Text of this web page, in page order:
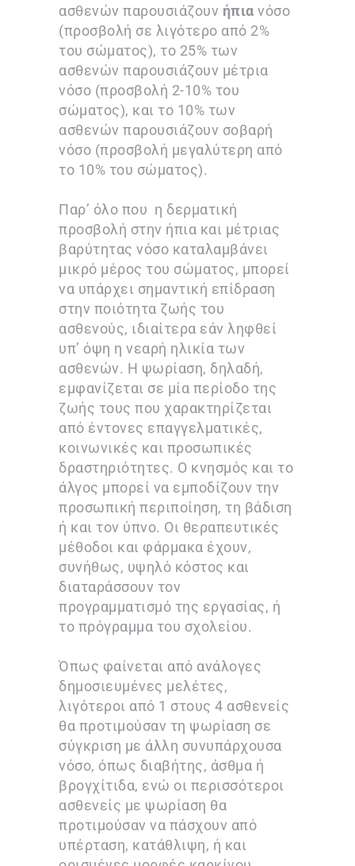
ασθενών παρουσιάζουν ήπια νόσο
(προσβολή σε λιγότερο από 2%
του σώματος), το 25% των
ασθενών παρουσιάζουν μέτρια
νόσο (προσβολή 2-10% του
σώματος), και το 10% των
ασθενών παρουσιάζουν σοβαρή
νόσο (προσβολή μεγαλύτερη από
το 10% του σώματος).
Παρ’ όλο που η δερματική
προσβολή στην ήπια και μέτριας
βαρύτητας νόσο καταλαμβάνει
μικρό μέρος του σώματος, μπορεί
να υπάρχει σημαντική επίδραση
στην ποιότητα ζωής του
ασθενούς, ιδιαίτερα εάν ληφθεί
υπ’ όψη η νεαρή ηλικία των
ασθενών. Η ψωρίαση, δηλαδή,
εμφανίζεται σε μία περίοδο της
ζωής τους που χαρακτηρίζεται
από έντονες επαγγελματικές,
κοινωνικές και προσωπικές
δραστηριότητες. Ο κνησμός και το
άλγος μπορεί να εμποδίζουν την
προσωπική περιποίηση, τη βάδιση
ή και τον ύπνο. Οι θεραπευτικές
μέθοδοι και φάρμακα έχουν,
συνήθως, υψηλό κόστος και
διαταράσσουν τον
προγραμματισμό της εργασίας, ή
το πρόγραμμα του σχολείου.
Όπως φαίνεται από ανάλογες
δημοσιευμένες μελέτες,
λιγότεροι από 1 στους 4 ασθενείς
θα προτιμούσαν τη ψωρίαση σε
σύγκριση με άλλη συνυπάρχουσα
νόσο, όπως διαβήτης, άσθμα ή
βρογχίτιδα, ενώ οι περισσότεροι
ασθενείς με ψωρίαση θα
προτιμούσαν να πάσχουν από
υπέρταση, κατάθλιψη, ή και